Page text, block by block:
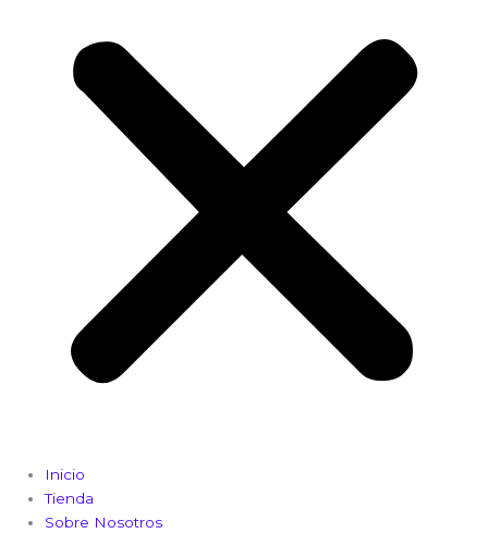
Inicio
Tienda
Sobre Nosotros